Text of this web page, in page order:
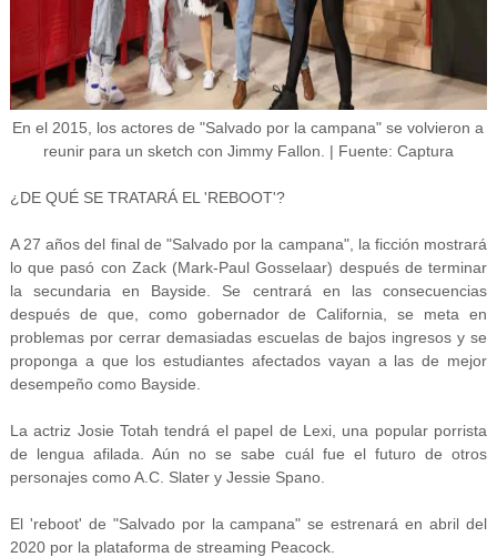
En el 2015, los actores de "Salvado por la campana" se volvieron a
reunir para un sketch con Jimmy Fallon. | Fuente: Captura
¿DE QUÉ SE TRATARÁ EL 'REBOOT'?
A 27 años del final de "Salvado por la campana", la ficción mostrará
lo que pasó con Zack (Mark-Paul Gosselaar) después de terminar
la secundaria en Bayside. Se centrará en las consecuencias
después de que, como gobernador de California, se meta en
problemas por cerrar demasiadas escuelas de bajos ingresos y se
proponga a que los estudiantes afectados vayan a las de mejor
desempeño como Bayside.
La actriz Josie Totah tendrá el papel de Lexi, una popular porrista
de lengua afilada. Aún no se sabe cuál fue el futuro de otros
personajes como A.C. Slater y Jessie Spano.
El 'reboot' de "Salvado por la campana" se estrenará en abril del
2020 por la plataforma de streaming Peacock.